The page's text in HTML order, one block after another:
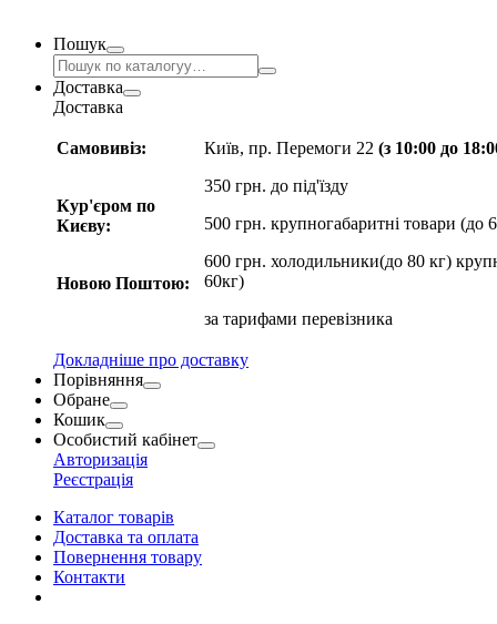
Пошук
Доставка
Доставка
Самовивіз:
Кур'єром по
Києву:
Новою Поштою:
Київ, пр. Перемоги 22 (з 10:00 до
350 грн. до під'їзду
500 грн. крупногабаритні товари (до
600 грн. холодильники(до 80 кг)
60кг)
за тарифами перевізника
Докладніше про доставку
Порівняння
Обране
Кошик
Особистий кабінет
Авторизація
Реєстрація
Каталог товарів
Доставка та оплата
Повернення товару
Контакти